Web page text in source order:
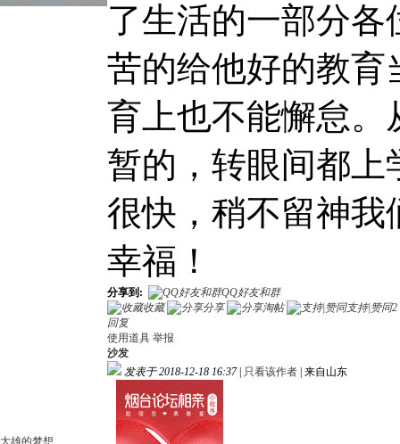
了生活的一部分
苦的给他好的教育
育上也不能懈怠。
暂的，转眼间都上
很快，稍不留神我
幸福！
分享到:
QQ好友和群
收藏
分享 淘帖 支持|赞同2
回复
使用道具 举报
大雄的梦想
沙发
发表于 2018-12-18 16:37
只看该作者 来自山东